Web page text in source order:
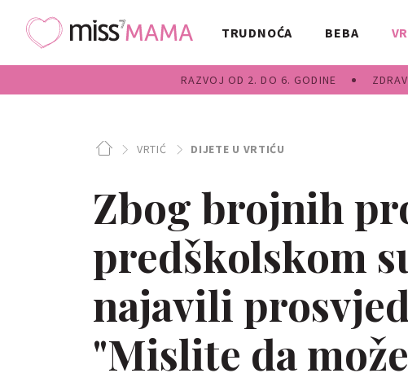
TRUDNOĆA BEBA
RAZVOJ OD 2. DO 6. GODINE
VRTIĆ DIJETE U VRTIĆU
Zbog brojnih
predškolskom
najavili
"Mislite da